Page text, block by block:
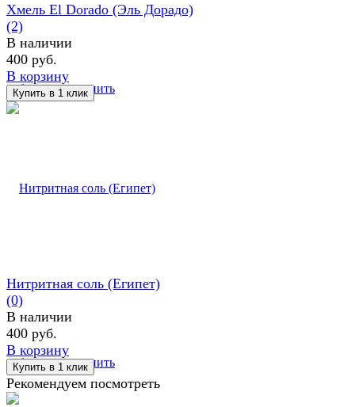
избранное сравнить
Хмель El Dorado (Эль Дорадо)
(2)
В наличии
400 руб.
В корзину
избранное сравнить
Нитритная соль (Египет)
(0)
В наличии
400 руб.
В корзину
Рекомендуем посмотреть